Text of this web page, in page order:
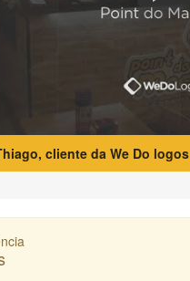
cliente da We Do logos